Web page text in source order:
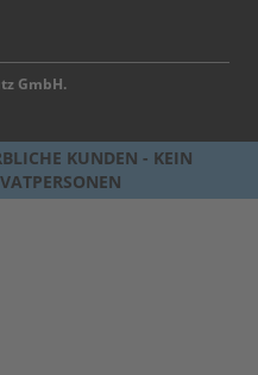
GmbH.
KUNDEN - KEIN